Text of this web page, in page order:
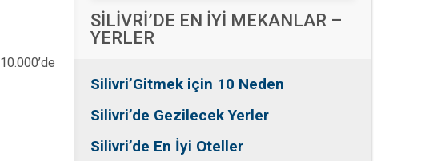
Tansu Bayrakdar-Biz diyoruz
ki
Ersin Özalp-Gerçekler
Silivri’de Uluslararası Halk
Yapılıyor?
SİLİVRİ’DE EN İYİ MEKANLAR –
YERLER
Silivri’Gitmek için 10 Neden
Silivri’de Gezilecek Yerler
Silivri’de En İyi Oteller